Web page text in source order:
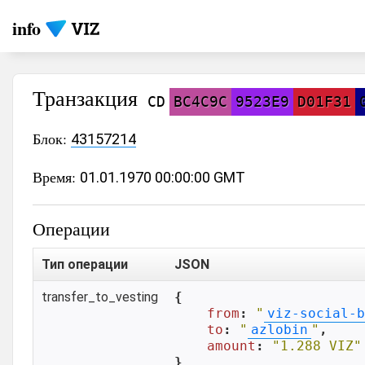
info
Транзакция CD BC4C9C 9523E9 D01F31
Блок: 43157214
Время: 01.01.1970 00:00:00 GMT
Операции
Тип операции JSON
transfer_to_vesting
{
from : " viz-social-
to : " azlobin " ,
amount :
"1.288 VIZ"